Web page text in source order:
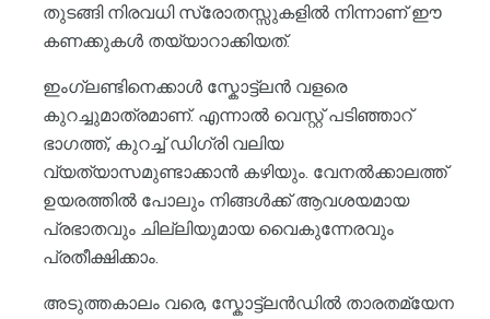
തുടങ്ങി നിരവധി സ്രോതസ്സുകളിൽ നിന്നാണ് ഈ
കണക്കുകൾ തയ്യാറാക്കിയത്.
ഇംഗ്ലണ്ടിനെക്കാൾ സ്കോട്ട്ലൻ വളരെ
കുറച്ചുമാത്രമാണ്. എന്നാൽ വെസ്റ്റ് പടിഞ്ഞാറ്
ഭാഗത്ത്, കുറച്ച് ഡിഗ്രി വലിയ
വ്യത്യാസമുണ്ടാക്കാൻ കഴിയും. വേനൽക്കാലത്ത്
ഉയരത്തിൽ പോലും നിങ്ങൾക്ക് ആവശയമായ
പ്രഭാതവും ചില്ലിയുമായ വൈകുന്നേരവും
പ്രതീക്ഷിക്കാം.
അടുത്തകാലം വരെ, സ്കോട്ട്ലൻഡിൽ താരതമ്യേന